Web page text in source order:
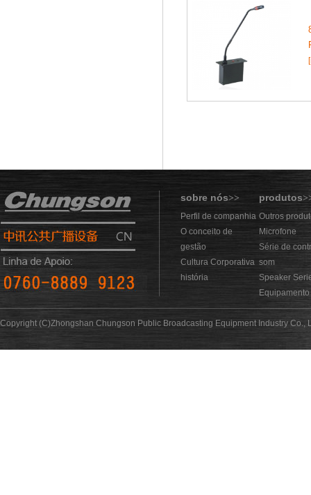
sobre nós>> produtos
Perfil de companhia
O conceito de
gestão
Cultura Corporativa
história
Outros
Microfone
Série de
som
Speaker
Copyright (C)Zhongshan Chungson Public Broadcasting Equipment Industry